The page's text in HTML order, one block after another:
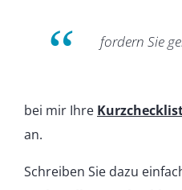
fordern Sie
bei mir Ihre
an.
Schreiben Sie dazu